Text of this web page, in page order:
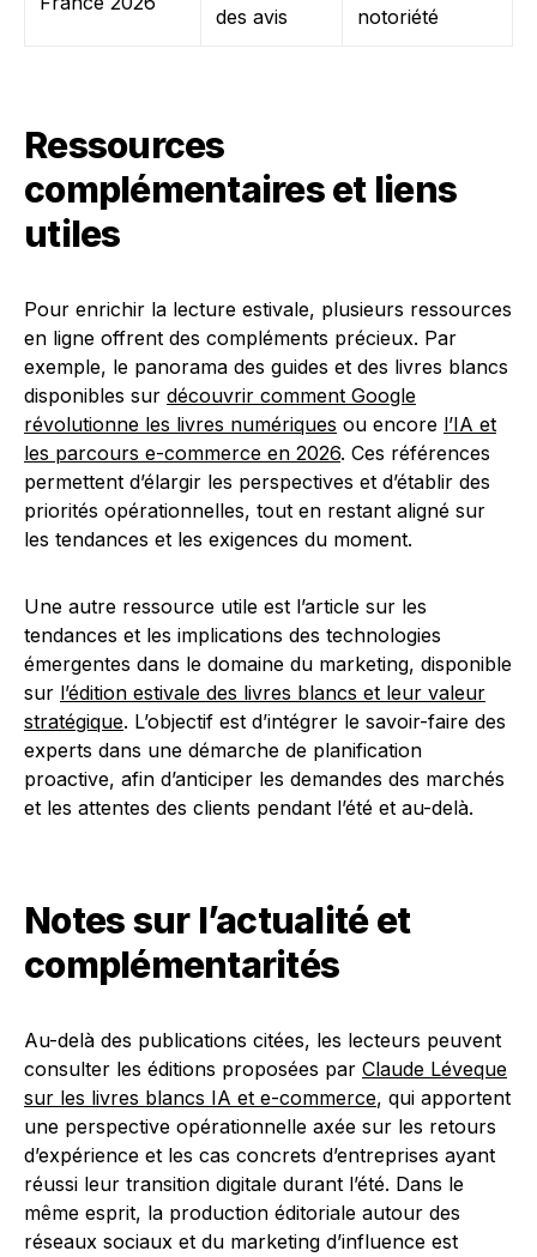
des avis
notoriété
Ressources
complémentaires et liens
utiles
Pour enrichir la lecture estivale, plusieurs ressources
en ligne offrent des compléments précieux. Par
exemple, le panorama des guides et des livres blancs
disponibles sur découvrir comment Google
révolutionne les livres numériques ou encore l’IA et
les parcours e-commerce en 2026. Ces références
permettent d’élargir les perspectives et d’établir des
priorités opérationnelles, tout en restant aligné sur
les tendances et les exigences du moment.
Une autre ressource utile est l’article sur les
tendances et les implications des technologies
émergentes dans le domaine du marketing, disponible
sur l’édition estivale des livres blancs et leur valeur
stratégique. L’objectif est d’intégrer le savoir-faire des
experts dans une démarche de planification
proactive, afin d’anticiper les demandes des marchés
et les attentes des clients pendant l’été et au-delà.
Notes sur l’actualité et
complémentarités
Au-delà des publications citées, les lecteurs peuvent
consulter les éditions proposées par Claude Léveque
sur les livres blancs IA et e-commerce, qui apportent
une perspective opérationnelle axée sur les retours
d’expérience et les cas concrets d’entreprises ayant
réussi leur transition digitale durant l’été. Dans le
même esprit, la production éditoriale autour des
réseaux sociaux et du marketing d’influence est